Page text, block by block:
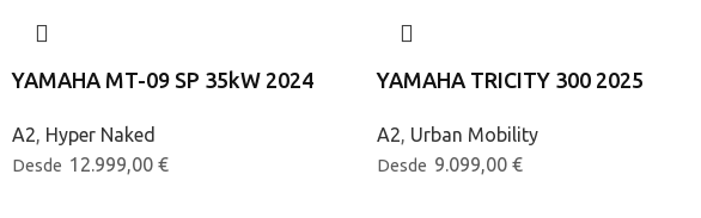
YAMAHA MT-09 SP 35kW 2024
A2, Hyper Naked
Desde 12.999,00 €
YAMAHA TRICITY 300 2025
A2, Urban Mobility
Desde 9.099,00 €